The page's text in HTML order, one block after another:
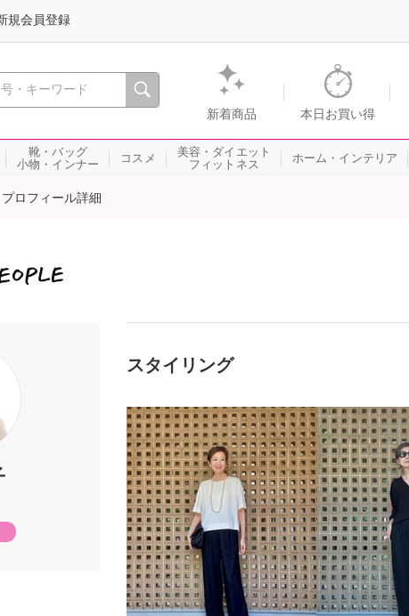
心おどる、瞬間を。通販・テレビショッピングのショップチャンネル
新着商品 本日お買い得
規会員登録
靴・バッグ
小物・インナー
コスメ
美容・ダイエット
フィットネス
ホーム・インテリア
プロフィール詳細
スタイリング